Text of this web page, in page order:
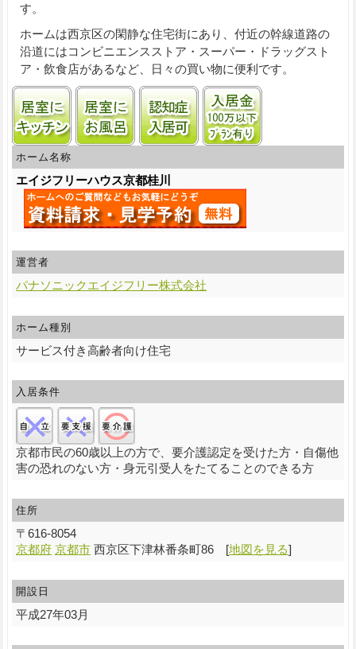
す。
ホームは西京区の閑静な住宅街にあり、付近の幹線道路の
沿道にはコンビニエンスストア・スーパー・ドラッグスト
ア・飲食店があるなど、日々の買い物に便利です。
居室にキッチンあり
居室に風呂あり認知症受け入れ可入居金100万円
ホーム名称
エイジフリーハウス京都桂川
運営者
パナソニックエイジフリー株式会社
ホーム種別
サービス付き高齢者向け住宅
入居条件
京都市民の60歳以上の方で、要介護認定を受けた方・自傷他
害の恐れのない方・身元引受人をたてることのできる方
住所
〒 616-8054
京都府 京都市 西京区下津林番条町86[地図を見る]
開設日
平成27年03月